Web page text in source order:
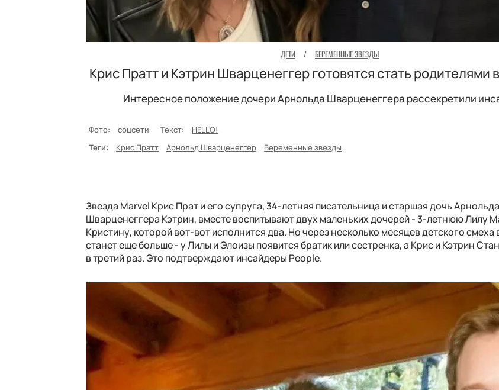
ДЕТИ / БЕРЕМЕННЫЕ ЗВЕЗДЫ
Крис Пратт и Кэтрин Шварценеггер готовятся стать родителями
Интересное положение дочери Арнольда Шварценеггера рассекретили
Фото: соцсети Текст: HELLO!
Теги:
Крис Пратт Арнольд Шварценеггер Беременные звезды
Звезда Marvel Крис Прат и его супруга, 34-летняя писательница и старшая дочь Арнольда
Шварценеггера Кэтрин, вместе воспитывают двух маленьких дочерей - 3-летнюю Лилу
Кристину, которой вот-вот исполнится два. Но через несколько месяцев детского
станет еще больше - у Лилы и Элоизы появится братик или сестренка, а Крис и Кэтрин
в третий раз. Это подтверждают инсайдеры People.